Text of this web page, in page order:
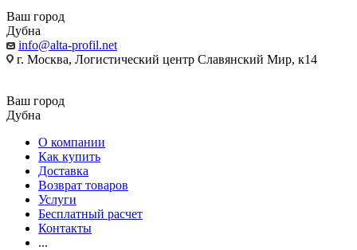
Ваш город
Дубна
info@alta-profil.net
г. Москва, Логистический центр Славянский Мир, к14
Ваш город
Дубна
О компании
Как купить
Доставка
Возврат товаров
Услуги
Бесплатный расчет
Контакты
...